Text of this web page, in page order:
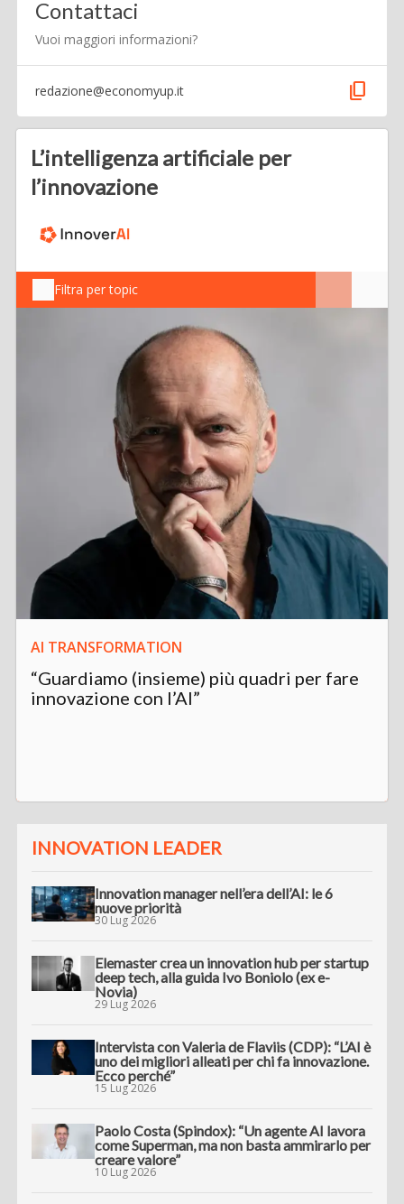
Contattaci
Vuoi maggiori informazioni?
redazione@economyup.it content_copy
L’intelligenza artificiale per
l’innovazione
Filtra per topic
AI TRANSFORMATION
“Guardiamo (insieme) più quadri per fare
innovazione con l’AI”
INNOVATION LEADER
Innovation manager nell’era dell’AI: le 6
nuove priorità
30 Lug 2026
Elemaster crea un innovation hub per startup
deep tech, alla guida Ivo Boniolo (ex e-
Novia)
29 Lug 2026
Intervista con Valeria de Flaviis (CDP): “L’AI è
uno dei migliori alleati per chi fa innovazione.
Ecco perché”
15 Lug 2026
Paolo Costa (Spindox): “Un agente AI lavora
come Superman, ma non basta ammirarlo per
creare valore”
10 Lug 2026